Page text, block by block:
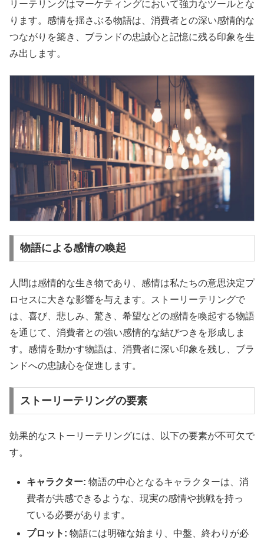
リーテリングはマーケティングにおいて強力なツールとな
ります。感情を揺さぶる物語は、消費者との深い感情的な
つながりを築き、ブランドの忠誠心と記憶に残る印象を生
み出します。
物語による感情の喚起
人間は感情的な生き物であり、感情は私たちの意思決定プ
ロセスに大きな影響を与えます。ストーリーテリングで
は、喜び、悲しみ、驚き、希望などの感情を喚起する物語
を通じて、消費者との強い感情的な結びつきを形成しま
す。感情を動かす物語は、消費者に深い印象を残し、ブラ
ンドへの忠誠心を促進します。
ストーリーテリングの要素
効果的なストーリーテリングには、以下の要素が不可欠で
す。
キャラクター: 物語の中心となるキャラクターは、消
費者が共感できるような、現実の感情や挑戦を持っ
ている必要があります。
プロット: 物語には明確な始まり、中盤、終わりが必